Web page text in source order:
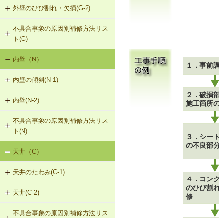
F-2-305 セルフレベリング材による
床鳴り（F-3）
G-1-304 壁の打直し補修（耐力壁
等）
G-1-305 壁表層面の打直し補修
G-1-306 壁の構造スリットの補修
（非耐力壁）
外壁のひび割れ・欠損(G-2)
G-2-301 樹脂注入工法
G-2-302 Uカットシール材充填工法
G-2-303 シール工法
G-2-306 打直し工法
G-2-307 タイル張替え工法
G-2-308 アンカーピンニング工法
G-2-309 注入口付アンカーピンニン
グ工法
不具合事象の原因別補修方法リス
ト(G)
外壁の傾斜（G-1）
外壁のひび割れ・欠損（モルタル・
タイル張り）（G-2）
外壁のひび割れ・欠損（ALCパネ
ル）（G-2）
内壁（N）
内壁の傾斜(N-1)
N-1-001 下地材・仕上材の取替え
（内壁部）
内壁(N-2)
N-2-001 仕上材の張替え（内壁部）
不具合事象の原因別補修方法リス
ト(N)
内壁の傾斜（N-1）
天井（C）
天井のたわみ(C-1)
C-1-701 天井下地材・仕上材の張替
え
天井(C-2)
C-2-001 天井仕上材の張替え
不具合事象の原因別補修方法リス
１．事前
２．破損
施工箇所
３．シー
の不良部
４．コン
のひび割
修